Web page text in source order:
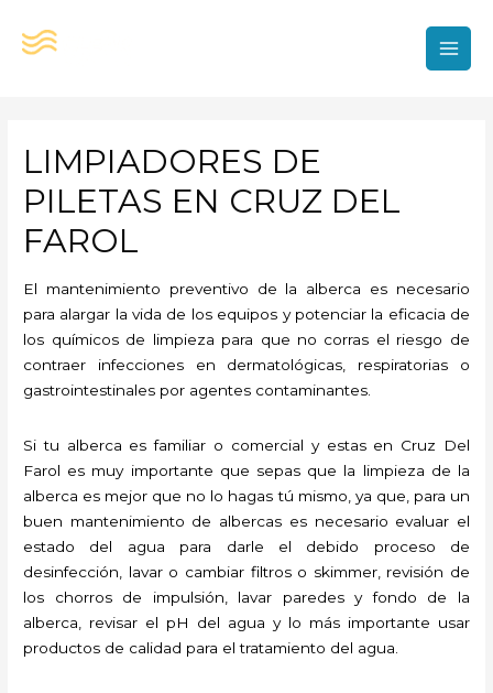
LIMPIADORES DE
PILETAS EN CRUZ DEL
FAROL
El mantenimiento preventivo de la alberca es necesario
para alargar la vida de los equipos y potenciar la eficacia de
los químicos de limpieza para que no corras el riesgo de
contraer infecciones en dermatológicas, respiratorias o
gastrointestinales por agentes contaminantes.
Si tu alberca es familiar o comercial y estas en Cruz Del
Farol es muy importante que sepas que la limpieza de la
alberca es mejor que no lo hagas tú mismo, ya que, para un
buen mantenimiento de albercas es necesario evaluar el
estado del agua para darle el debido proceso de
desinfección, lavar o cambiar filtros o skimmer, revisión de
los chorros de impulsión, lavar paredes y fondo de la
alberca, revisar el pH del agua y lo más importante usar
productos de calidad para el tratamiento del agua.